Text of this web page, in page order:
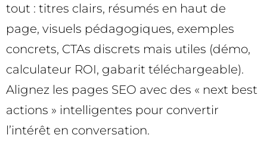
tout : titres clairs, résumés en haut de
page, visuels pédagogiques, exemples
concrets, CTAs discrets mais utiles (démo,
calculateur ROI, gabarit téléchargeable).
Alignez les pages SEO avec des « next best
actions » intelligentes pour convertir
l’intérêt en conversation.